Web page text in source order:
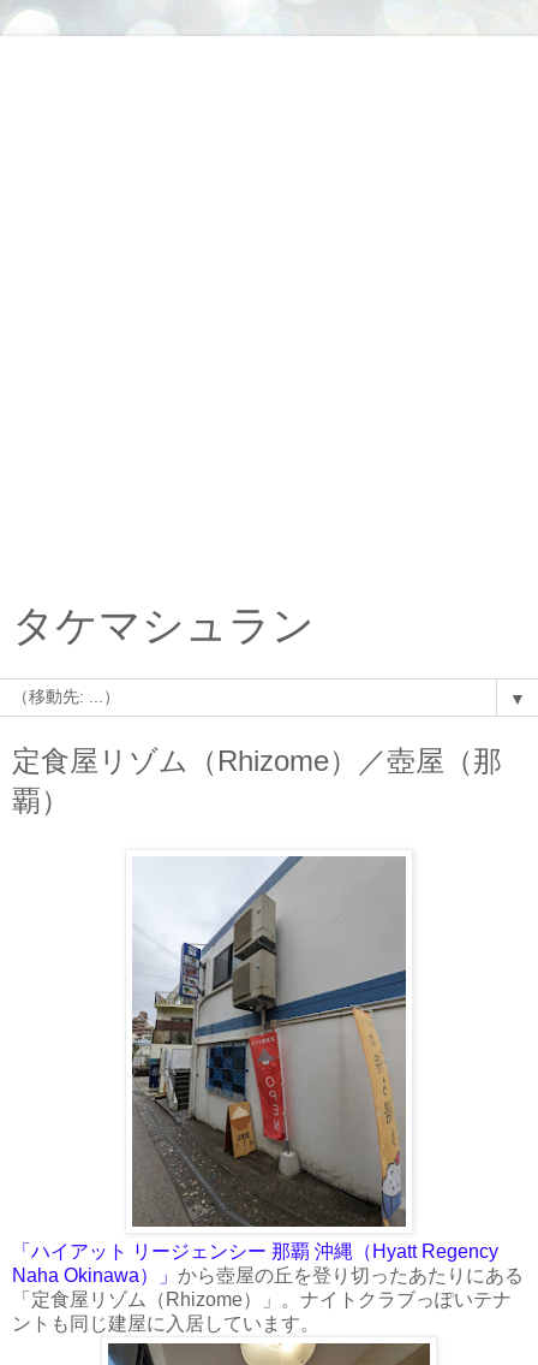
タケマシュラン
▼
定食屋リゾム（Rhizome）／壺屋（那
覇）
「ハイアット リージェンシー 那覇 沖縄（Hyatt Regency
Naha Okinawa）」 から壺屋の丘を登り切ったあたりにある
「定食屋リゾム（Rhizome）」。ナイトクラブっぽいテナ
ントも同じ建屋に入居しています。